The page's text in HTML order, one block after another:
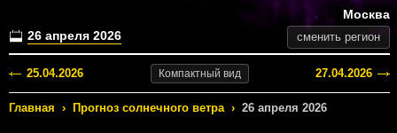
26 апреля 2026
Москва
сменить регион
25.04.2026 Компактный вид 27.04.2026
Главная › Прогноз солнечного ветра › 26 апреля 2026